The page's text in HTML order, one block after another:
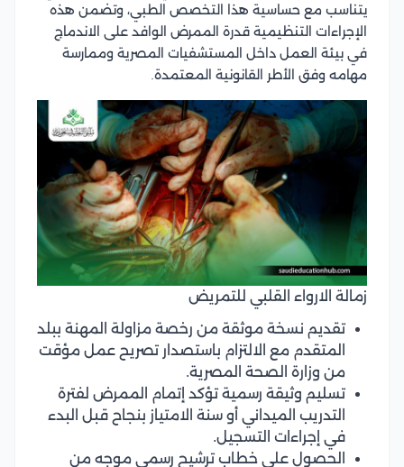
يتناسب مع حساسية هذا التخصص الطبي، وتضمن هذه
الإجراءات التنظيمية قدرة الممرض الوافد على الاندماج
في بيئة العمل داخل المستشفيات المصرية وممارسة
مهامه وفق الأطر القانونية المعتمدة.
زمالة الارواء القلبي للتمريض
تقديم نسخة موثقة من رخصة مزاولة المهنة ببلد
المتقدم مع الالتزام باستصدار تصريح عمل مؤقت
من وزارة الصحة المصرية.
تسليم وثيقة رسمية تؤكد إتمام الممرض لفترة
التدريب الميداني أو سنة الامتياز بنجاح قبل البدء
في إجراءات التسجيل.
الحصول على خطاب ترشيح رسمي موجه من